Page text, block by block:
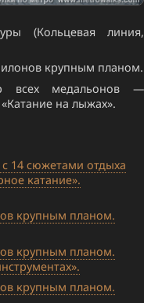
(Кольцевая линия,
крупным планом.
всех медальонов —
на лыжах».
14 сюжетами отдыха
катание».
крупным планом.
крупным планом.
крупным планом.